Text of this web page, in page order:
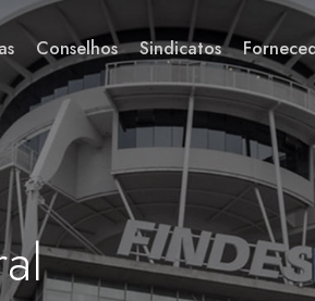
Conselhos Sindicatos